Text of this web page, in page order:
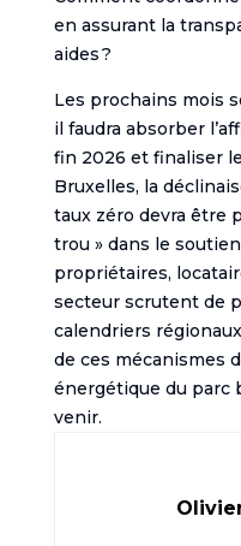
en assurant la
aides ?
Les prochains mois
il faudra absorber
fin 2026 et finaliser
Bruxelles, la
taux zéro devra être
trou » dans le
propriétaires,
secteur scrutent de
calendriers
de ces mécanismes
énergétique du parc
venir.